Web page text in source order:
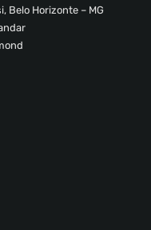
Belo Horizonte – MG